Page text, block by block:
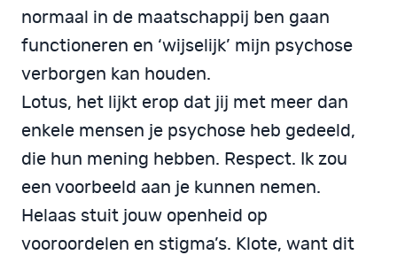
normaal in de maatschappij ben gaan
functioneren en ‘wijselijk’ mijn psychose
verborgen kan houden.
Lotus, het lijkt erop dat jij met meer dan
enkele mensen je psychose heb gedeeld,
die hun mening hebben. Respect. Ik zou
een voorbeeld aan je kunnen nemen.
Helaas stuit jouw openheid op
vooroordelen en stigma’s. Klote, want dit